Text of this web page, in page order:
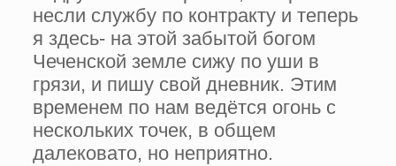
несли службу по контракту и теперь
я здесь- на этой забытой богом
Чеченской земле сижу по уши в
грязи, и пишу свой дневник. Этим
временем по нам ведётся огонь с
нескольких точек, в общем
далековато, но неприятно.